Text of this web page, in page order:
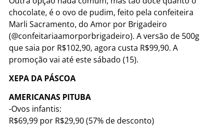
chocolate, é o ovo de pudim, feito pela confeiteira
Marli Sacramento, do Amor por Brigadeiro
(@confeitariaamorporbrigadeiro). A versão de 500g
que saia por R$102,90, agora custa R$99,90. A
promoção vai até este sábado (15).
XEPA DA PÁSCOA
AMERICANAS PITUBA
-Ovos infantis:
R$69,99 por R$29,90 (57% de desconto)